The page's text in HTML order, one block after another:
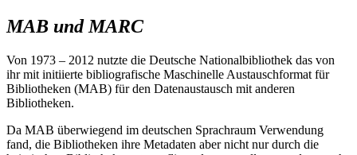
MAB und MARC
Von 1973 – 2012 nutzte die Deutsche Nationalbibliothek das von
ihr mit initiierte bibliografische Maschinelle Austauschformat für
Bibliotheken (MAB) für den Datenaustausch mit anderen
Bibliotheken.
Da MAB überwiegend im deutschen Sprachraum Verwendung
fand, die Bibliotheken ihre Metadaten aber nicht nur durch die